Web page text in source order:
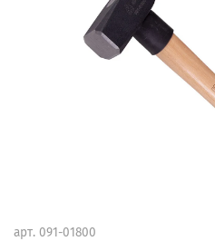
арт. 091-01800